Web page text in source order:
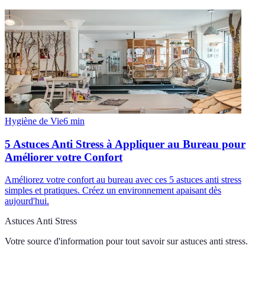
Hygiène de Vie6 min
5 Astuces Anti Stress à Appliquer au Bureau pour
Améliorer votre Confort
Améliorez votre confort au bureau avec ces 5 astuces anti stress
simples et pratiques. Créez un environnement apaisant dès
aujourd'hui.
Astuces Anti Stress
Votre source d'information pour tout savoir sur astuces anti stress.